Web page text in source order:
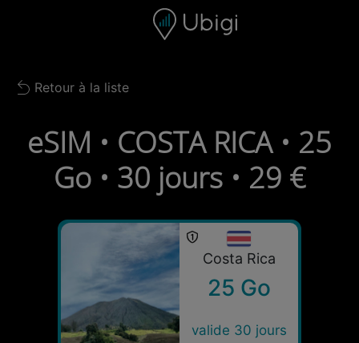
Barre de navigation Bas de page
Back to list
Retour à la liste
eSIM • COSTA RICA • 25
Go • 30 jours • 29 €
Costa Rica
25 Go
valide 30 jours